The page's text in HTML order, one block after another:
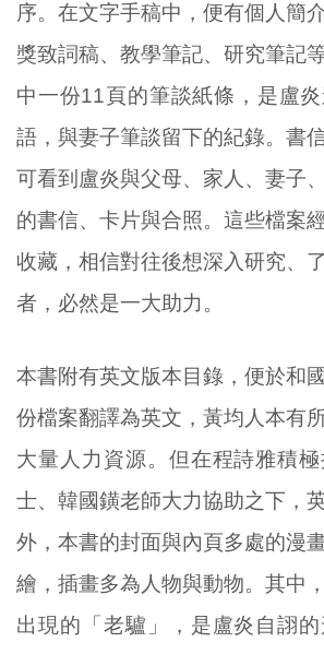
序。在文字手稿中，便有個人簡
獎致詞稿、教學筆記、研究筆記
中一份11頁的筆談紙條，是盧
語，與妻子筆談留下的紀錄。書
可看到盧炎與父母、家人、妻子
的書信、卡片與合照。這些檔案
收藏，相信對往後想深入研究、
者，必然是一大助力。
本書附有英文版本目錄，便於和
份檔案翻譯為英文，黃均人本有
大量人力資源。但在程詩雅積
士、韓國鐄老師大力協助之下，
外，本書的封面與內頁多處的漫
繪，插畫多為人物與動物。其中
出現的「老驢」，是盧炎自詡